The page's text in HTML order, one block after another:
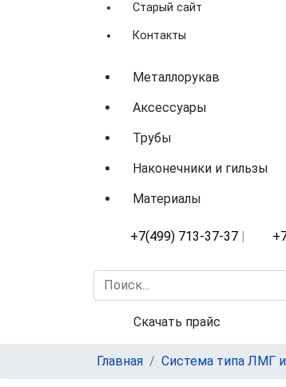
Старый сайт
Контакты
Металлорукав
Аксессуары
Трубы
Наконечники и гильзы
Материалы
+7(499) 713-37-37 |
Искать...
Скачать прайс
Главная Система типа ЛМГ